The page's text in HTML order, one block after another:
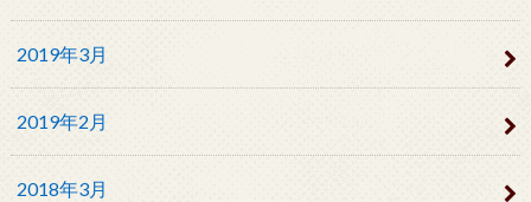
2019年3月
2019年2月
2018年3月